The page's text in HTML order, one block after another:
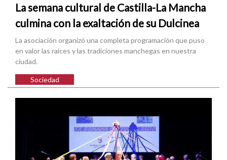
La semana cultural de Castilla-La Mancha
culmina con la exaltación de su Dulcinea
La asociación organizó una completa programación que puso
en valor las raíces y las tradiciones manchegas en nuestra
ciudad.
Sociedad